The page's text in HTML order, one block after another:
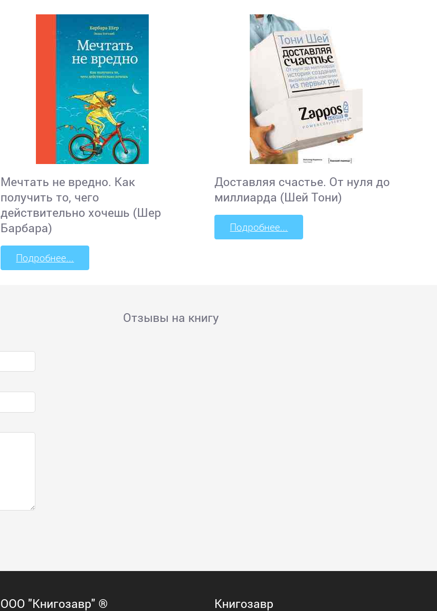
Мечтать не вредно. Как
получить то, чего
действительно хочешь (Шер
Барбара)
Подробнее...
Доставляя счастье. От нуля до
миллиарда (Шей Тони)
Подробнее...
Отзывы на книгу
ООО "Книгозавр" ® Книгозавр